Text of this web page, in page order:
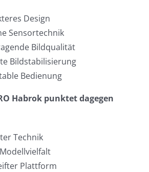
Design
Sensortechnik
Bildqualität
Bildstabilisierung
Bedienung
Habrok punktet dagegen
Technik
Plattform